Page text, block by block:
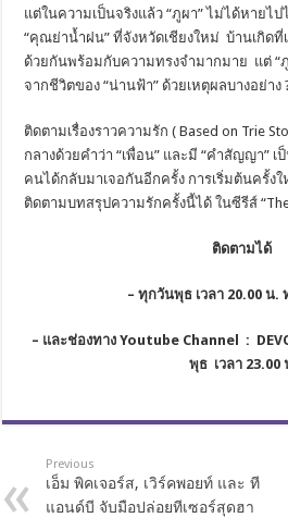
แต่ในความเป็นจริงแล้ว “ภูผา” ไม่ได้หายไ
“คุณย่าน้ำฝน” ที่จังหวัดเชียงใหม่ บ้านเกิดที่
ด้วยกันพร้อมกับความทรงจำมากมาย แต่ “ภู
จากชีวิตของ “น่านฟ้า” ด้วยเหตุผลบางอย่าง
ติดตามเรื่องราวความรัก ( Based on Trie
กลางด้วยคำว่า “เพื่อน” และมี “คำสัญญา” เ
คนได้กลับมาเจอกันอีกครั้ง การเริ่มต้นครั้ง
ติดตามบทสรุปความรักครั้งนี้ได้ ในซีรีส์
ติดตามได้
– ทุกวันพุธ เวลา 20.00 น.
– และช่องทางYoutube Channel :
พุธ เวลา 23.00
Previous
เอ็ม พิคเจอร์ส, เวิร์คพอยท์ และ ที
แอนด์บี จับมือปล่อยทีเซอร์สุดฮา